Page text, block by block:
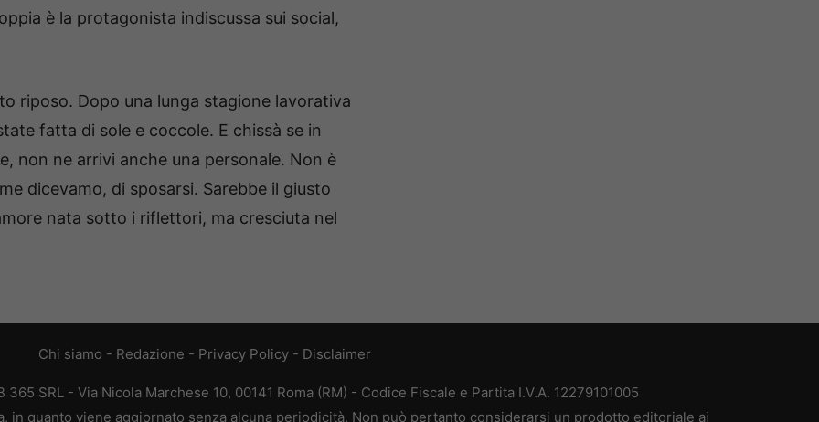
è la protagonista indiscussa sui social,
riposo. Dopo una lunga stagione lavorativa
fatta di sole e coccole. E chissà se in
non ne arrivi anche una personale. Non è
dicevamo, di sposarsi. Sarebbe il giusto
nata sotto i riflettori, ma cresciuta nel
Chi siamo - Redazione - Privacy Policy - Disclaimer
SRL - Via Nicola Marchese 10, 00141 Roma (RM) - Codice Fiscale e Partita I.V.A. 12279101005
in quanto viene aggiornato senza alcuna periodicità. Non può pertanto considerarsi un prodotto editoriale ai